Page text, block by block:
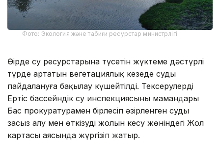
Фото: Экология және табиғи ресурстар министрлігі
Өңірде су ресурстарына түсетін жүктеме дәстүрлі
түрде артатын вегетациялық кезеңде суды
пайдалануға бақылау күшейтілді. Тексерулерді
Ертіс бассейндік су инспекциясының мамандары
Бас прокуратурамен бірлесіп әзірленген суды
заңсыз алу мен өткізудің жолын кесу жөніндегі Жол
картасы аясында жүргізіп жатыр.